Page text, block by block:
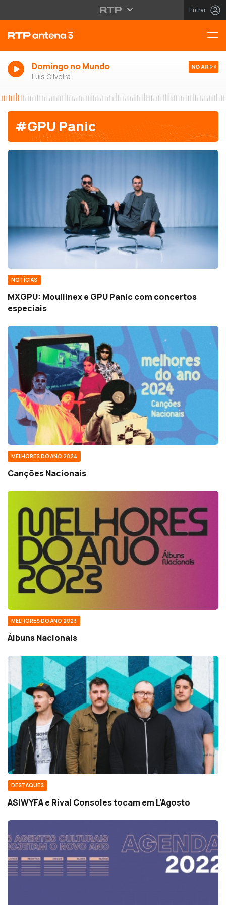
Entrar
Domingo no Mundo
Luís Oliveira
NO AR
#GPU Panic
NOTÍCIAS
MXGPU: Moullinex e GPU Panic com concertos
especiais
MELHORES DO ANO 2024
Canções Nacionais
MELHORES DO ANO 2023
Álbuns Nacionais
DESTAQUES
ASIWYFA e Rival Consoles tocam em L’Agosto